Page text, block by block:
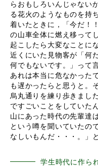
らおもしろいんじゃない
る花火のようなものを持
着いたときに，「今だ！
の山車全体に燃え移って
起こしたら大変なことに
近くにいた見物客が「何
何でもないです。」って
あれは本当に危なかった
も遅かったらと思うと。
烏丸通りを練り歩きまし
ですごいことをしていた
山にあった時代の先輩達
という噂を聞いていたの
なしいもんだ・・・。」
学生時代に作ら